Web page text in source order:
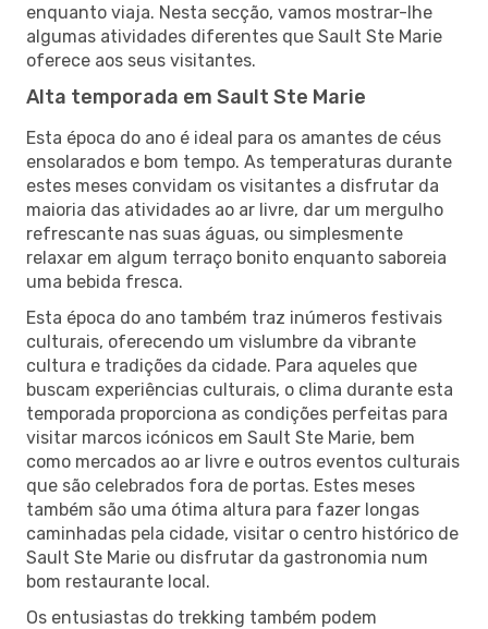
enquanto viaja. Nesta secção, vamos mostrar-lhe
algumas atividades diferentes que Sault Ste Marie
oferece aos seus visitantes.
Alta temporada em Sault Ste Marie
Esta época do ano é ideal para os amantes de céus
ensolarados e bom tempo. As temperaturas durante
estes meses convidam os visitantes a disfrutar da
maioria das atividades ao ar livre, dar um mergulho
refrescante nas suas águas, ou simplesmente
relaxar em algum terraço bonito enquanto saboreia
uma bebida fresca.
Esta época do ano também traz inúmeros festivais
culturais, oferecendo um vislumbre da vibrante
cultura e tradições da cidade. Para aqueles que
buscam experiências culturais, o clima durante esta
temporada proporciona as condições perfeitas para
visitar marcos icónicos em Sault Ste Marie, bem
como mercados ao ar livre e outros eventos culturais
que são celebrados fora de portas. Estes meses
também são uma ótima altura para fazer longas
caminhadas pela cidade, visitar o centro histórico de
Sault Ste Marie ou disfrutar da gastronomia num
bom restaurante local.
Os entusiastas do trekking também podem